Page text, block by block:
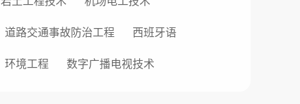
道路交通事故防治工程
西班牙语
环境工程 数字广播电视技术